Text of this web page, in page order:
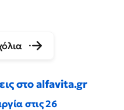
στο alfavita.gr
στις 26